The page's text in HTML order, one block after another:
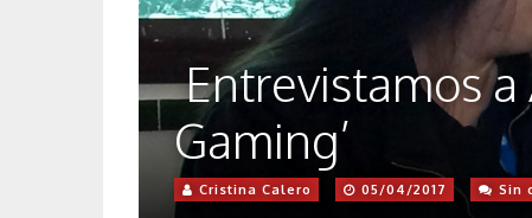
Entrevistamos a
Gaming’
Cristina Calero 05/04/2017 Sin